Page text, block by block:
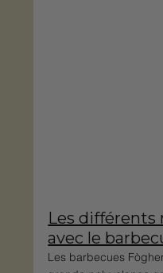
Les différents
avec le
Les barbecues